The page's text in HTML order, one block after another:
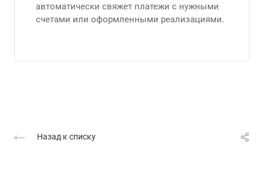
автоматически свяжет платежи с нужными
счетами или оформленными реализациями.
Назад к списку